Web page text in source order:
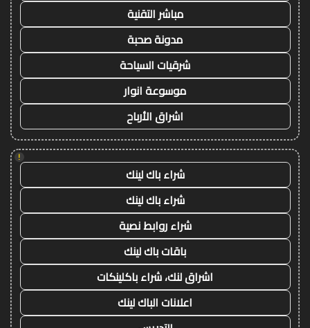
مباشر التقنية
مدونة صحبة
شرقيات السياحة
موسوعة انوار
اشراق الأرباح
!
شراء باك لينك
شراء باك لينك
شراء روابط نصية
باقات باك لينك
اشراق لنك، شراء باكلينكات
اعلانات الباك لينك